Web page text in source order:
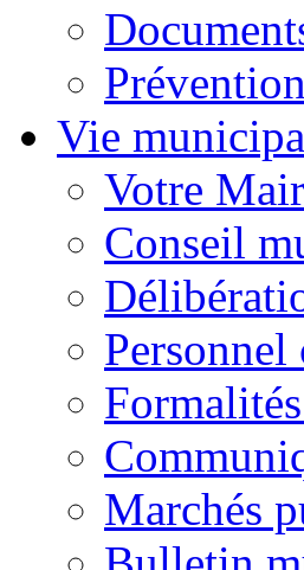
Vie
Votre
Conseil
Marchés